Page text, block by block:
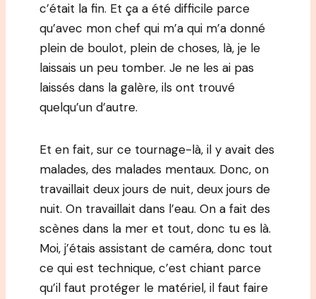
c’était la fin. Et ça a été difficile parce
qu’avec mon chef qui m’a qui m’a donné
plein de boulot, plein de choses, là, je le
laissais un peu tomber. Je ne les ai pas
laissés dans la galère, ils ont trouvé
quelqu’un d’autre.
Et en fait, sur ce tournage-là, il y avait des
malades, des malades mentaux. Donc, on
travaillait deux jours de nuit, deux jours de
nuit. On travaillait dans l’eau. On a fait des
scènes dans la mer et tout, donc tu es là.
Moi, j’étais assistant de caméra, donc tout
ce qui est technique, c’est chiant parce
qu’il faut protéger le matériel, il faut faire